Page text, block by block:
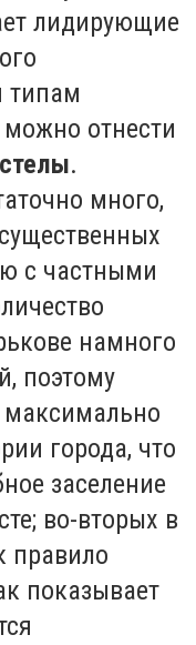
лидирующие
типам
отнести
.
много,
с частными
намного
поэтому
максимально
города, что
заселение
во-вторых в
правило
показывает